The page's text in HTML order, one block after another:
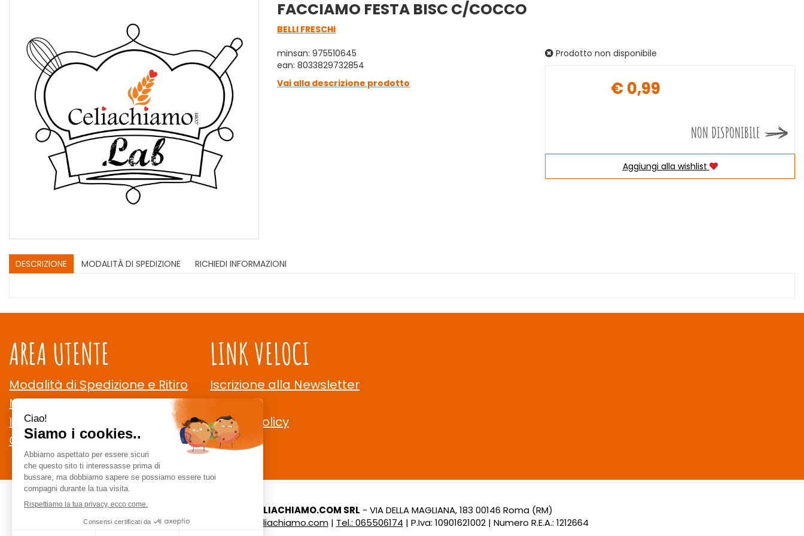
FACCIAMO FESTA BISC C/COCCO
BELLI FRESCHI
minsan: 975510645
ean: 8033829732854
Vai alla descrizione prodotto
Prodotto non disponibile
€ 0,99
NON DISPONIBILE
Aggiungi alla wishlist
DESCRIZIONE MODALITÀ DI SPEDIZIONE RICHIEDI INFORMAZIONI
AREA UTENTE
Modalità di Spedizione e Ritiro
Modalità di Pagamento
Informativa Privacy
Condizioni di Vendita
LINK VELOCI
Iscrizione alla Newsletter
Contatti
Cookie Policy
CELIACHIAMO.COM SRL - VIA DELLA MAGLIANA, 183 00146 Roma (RM)
staff @ celiachiamo.com| Tel.: 065506174 | P.Iva: 10901621002 | Numero R.E.A.: 1212664